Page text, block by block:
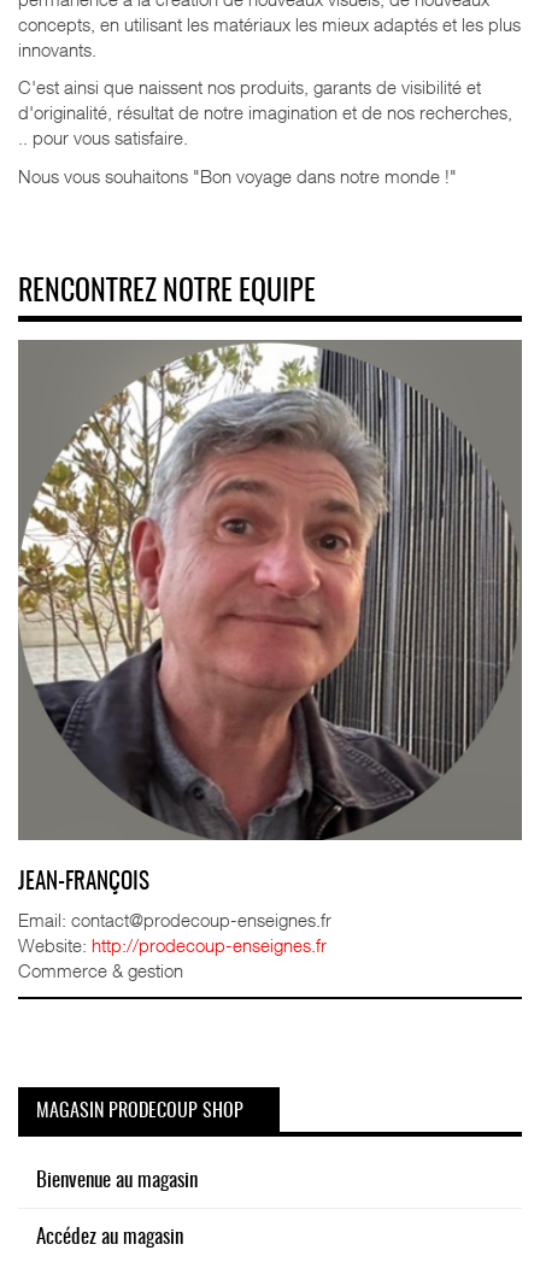
concepts, en utilisant les matériaux les mieux adaptés et les plus
innovants.
C'est ainsi que naissent nos produits, garants de visibilité et
d'originalité, résultat de notre imagination et de nos recherches,
.. pour vous satisfaire.
Nous vous souhaitons "Bon voyage dans notre monde !"
RENCONTREZ NOTRE EQUIPE
JEAN-FRANÇOIS
Email: contact@prodecoup-enseignes.fr
Website: http://prodecoup-enseignes.fr
Commerce & gestion
MAGASIN PRODECOUP SHOP
Bienvenue au magasin
Accédez au magasin